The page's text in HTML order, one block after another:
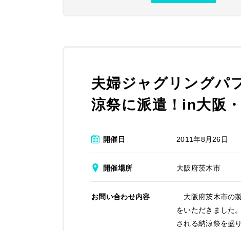
夫婦ジャグリングパ
涼祭に派遣！in大阪
開催日 2011年8月26日
開催場所 大阪府茨木市
お問い合わせ内容
大阪府茨木市の
をいただきました
される納涼祭を盛